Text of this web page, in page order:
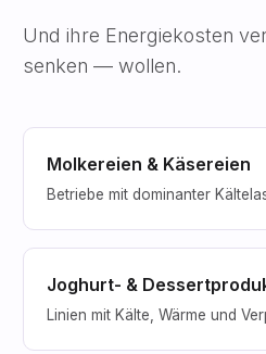
Und ihre Energiekosten
senken — wollen.
Molkereien & Käsereien
Betriebe mit dominanter
Joghurt- &
Linien mit Kälte, Wärme und